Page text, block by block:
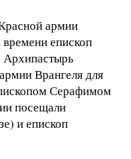
армии
времени епископ
Архипастырь
Врангеля для
Серафимом
посещали
и епископ